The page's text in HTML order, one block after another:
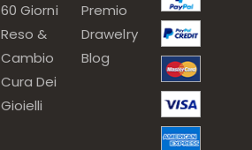
60 Giorni
Reso &
Cambio
Cura Dei
Gioielli
Premio
Drawelry
Blog